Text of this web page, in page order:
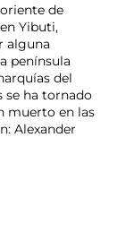
de
Yibuti,
alguna
península
del
se ha tornado
muerto en las
Alexander